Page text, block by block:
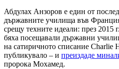
Абдулах Анзоров е един от
държавните училища във
срещу техните идеали: през 2015
бяха посещавали държавни
на сатиричното списание Charlie
публикувало – и преиздаде
пророка Мохамед.